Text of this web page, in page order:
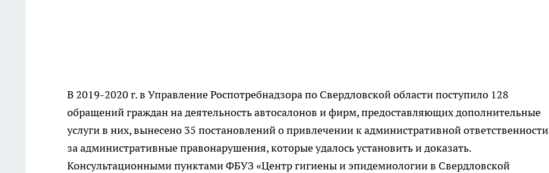
В 2019-2020 г. в Управление Роспотребнадзора по Свердловской области поступило 128
обращений граждан на деятельность автосалонов и фирм, предоставляющих дополнительные
услуги в них, вынесено 35 постановлений о привлечении к административной ответственности
за административные правонарушения, которые удалось установить и доказать.
Консультационными пунктами ФБУЗ «Центр гигиены и эпидемиологии в Свердловской